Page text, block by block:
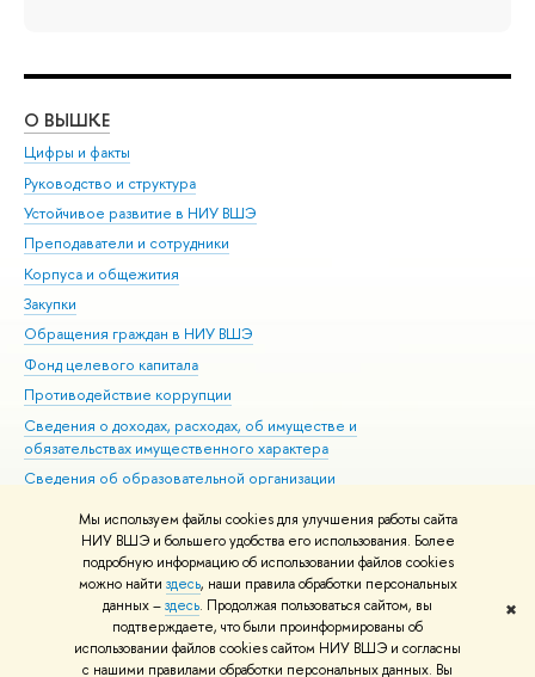
Мы используем файлы cookies для улучшения работы сайта
НИУ ВШЭ и большего удобства его использования. Более
подробную информацию об использовании файлов cookies
можно найти здесь, наши правила обработки персональных
данных –здесь. Продолжая пользоваться сайтом, вы
подтверждаете, что были проинформированы об
использовании файлов cookies сайтом НИУ ВШЭ и согласны
с нашими правилами обработки персональных данных. Вы
✖
О ВЫШКЕ
Цифры и факты
Руководство и структура
Устойчивое развитие в НИУ ВШЭ
Преподаватели и сотрудники
Корпуса и общежития
Закупки
Обращения граждан в НИУ ВШЭ
Фонд целевого капитала
Противодействие коррупции
Сведения о доходах, расходах, об имуществе и
обязательствах имущественного характера
Сведения об образовательной организации
Людям с ограниченными возможностями здоровья
Единая платежная страница
Работа в Вышке
© НИУ ВШЭ 1993–2026 Адреса и контакты Условия использования
материалов Политика конфиденциальности Карта сайта